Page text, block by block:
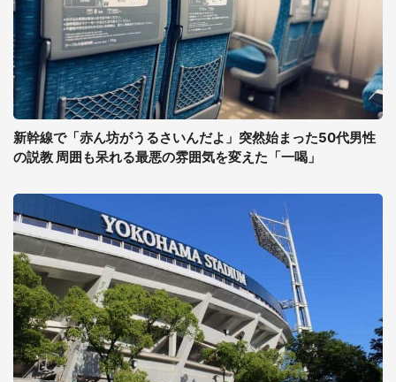
新幹線で「赤ん坊がうるさいんだよ」突然始まった50代男性
の説教 周囲も呆れる最悪の雰囲気を変えた「一喝」